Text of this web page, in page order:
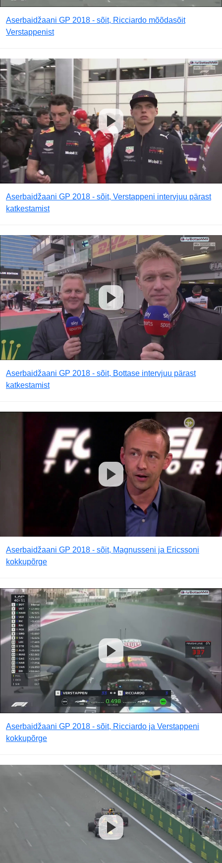
Aserbaidžaani GP 2018 - sõit, Ricciardo mõõdasõit
Verstappenist
Aserbaidžaani GP 2018 - sõit, Verstappeni intervjuu pärast
katkestamist
Aserbaidžaani GP 2018 - sõit, Bottase intervjuu pärast
katkestamist
Aserbaidžaani GP 2018 - sõit, Magnusseni ja Ericssoni
kokkupõrge
Aserbaidžaani GP 2018 - sõit, Ricciardo ja Verstappeni
kokkupõrge